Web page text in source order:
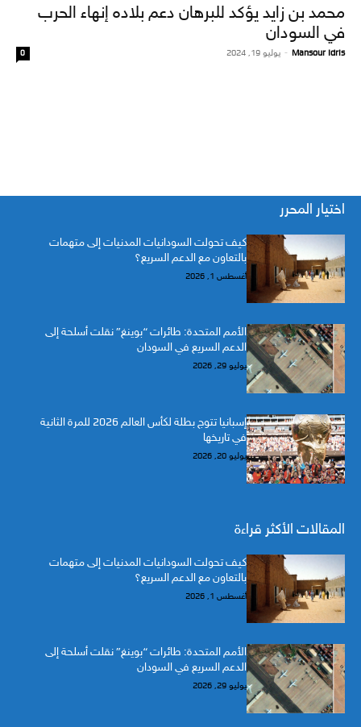
محمد بن زايد يؤكد للبرهان دعم بلاده إنهاء الحرب
في السودان
Mansour Idris
- يوليو 19, 2024 0
اختيار المحرر
كيف تحولت السودانيات المدنيات إلى متهمات
بالتعاون مع الدعم السريع؟
أغسطس 1, 2026
الأمم المتحدة: طائرات “بوينغ” نقلت أسلحة إلى
الدعم السريع في السودان
يوليو 29, 2026
إسبانيا تتوج بطلة لكأس العالم 2026 للمرة الثانية
في تاريخها
يوليو 20, 2026
المقالات الأكثر قراءة
كيف تحولت السودانيات المدنيات إلى متهمات
بالتعاون مع الدعم السريع؟
أغسطس 1, 2026
الأمم المتحدة: طائرات “بوينغ” نقلت أسلحة إلى
الدعم السريع في السودان
يوليو 29, 2026